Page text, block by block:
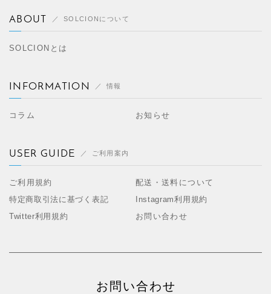
ABOUT SOLCIONについて
SOLCIONとは
INFORMATION 情報
コラム お知らせ
USER GUIDE ご利用案内
ご利用規約
配送・送料について
特定商取引法に基づく表記
Instagram利用規約
Twitter利用規約
お問い合わせ
お問い合わせ